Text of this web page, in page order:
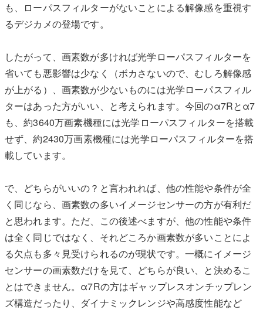
も、ローパスフィルターがないことによる解像感を重視す
るデジカメの登場です。
したがって、画素数が多ければ光学ローパスフィルターを
省いても悪影響は少なく（ボカさないので、むしろ解像感
が上がる）、画素数が少ないものには光学ローパスフィル
ターはあった方がいい、と考えられます。今回のα7Rとα7
も、約3640万画素機種には光学ローパスフィルターを搭載
せず、約2430万画素機種には光学ローパスフィルターを搭
載しています。
で、どちらがいいの？と言われれば、他の性能や条件が全
く同じなら、画素数の多いイメージセンサーの方が有利だ
と思われます。ただ、この後述べますが、他の性能や条件
は全く同じではなく、それどころか画素数が多いことによ
る欠点も多々見受けられるのが現状です。一概にイメージ
センサーの画素数だけを見て、どちらが良い、と決めるこ
とはできません。α7Rの方はギャップレスオンチップレン
ズ構造だったり、ダイナミックレンジや高感度性能など